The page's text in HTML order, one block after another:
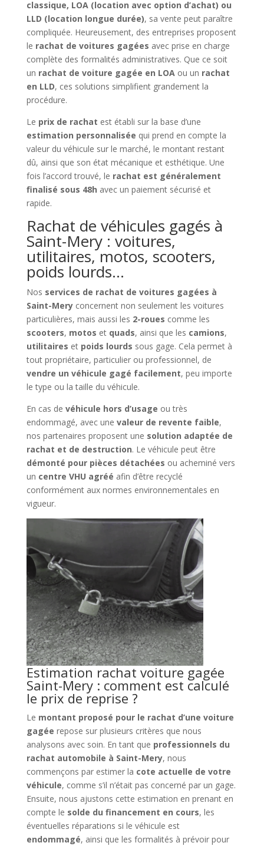
classique, LOA (location avec option d’achat) ou
LLD (location longue durée), sa vente peut paraître
compliquée. Heureusement, des entreprises proposent
le rachat de voitures gagées avec prise en charge
complète des formalités administratives. Que ce soit
un rachat de voiture gagée en LOA ou un rachat
en LLD, ces solutions simplifient grandement la
procédure.
Le prix de rachat est établi sur la base d’une
estimation personnalisée qui prend en compte la
valeur du véhicule sur le marché, le montant restant
dû, ainsi que son état mécanique et esthétique. Une
fois l’accord trouvé, le rachat est généralement
finalisé sous 48h avec un paiement sécurisé et
rapide.
Rachat de véhicules gagés à
Saint-Mery : voitures,
utilitaires, motos, scooters,
poids lourds…
Nos services de rachat de voitures gagées à
Saint-Meryconcernent non seulement les voitures
particulières, mais aussi les 2-roues comme les
scooters, motos et quads, ainsi que les camions,
utilitaires et poids lourds sous gage. Cela permet à
tout propriétaire, particulier ou professionnel, de
vendre un véhicule gagé facilement, peu importe
le type ou la taille du véhicule.
En cas de véhicule hors d’usage ou très
endommagé, avec une valeur de revente faible,
nos partenaires proposent une solution adaptée de
rachat et de destruction. Le véhicule peut être
démonté pour pièces détachées ou acheminé vers
un centre VHU agréé afin d’être recyclé
conformément aux normes environnementales en
vigueur.
Estimation rachat voiture gagée
Saint-Mery : comment est calculé
le prix de reprise ?
Le montant proposé pour le rachat d’une voiture
gagée repose sur plusieurs critères que nous
analysons avec soin. En tant que professionnels du
rachat automobile à Saint-Mery, nous
commençons par estimer la cote actuelle de votre
véhicule, comme s’il n’était pas concerné par un gage.
Ensuite, nous ajustons cette estimation en prenant en
compte le solde du financement en cours, les
éventuelles réparations si le véhicule est
endommagé, ainsi que les formalités à prévoir pour